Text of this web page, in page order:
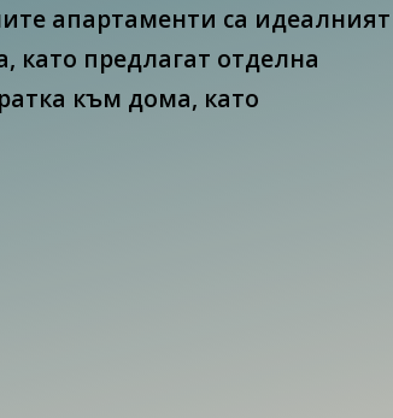
апартаменти са идеалният
като предлагат отделна
към дома, като